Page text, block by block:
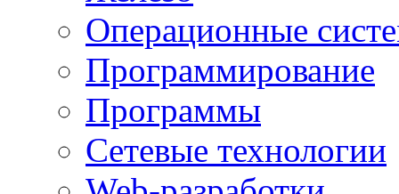
Операционные
Программирование
Программы
Сетевые технологии